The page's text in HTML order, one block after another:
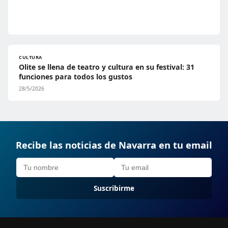
CULTURA
Olite se llena de teatro y cultura en su festival: 31
funciones para todos los gustos
28/5/2026
Recibe las noticias de Navarra en tu email
Suscribirme